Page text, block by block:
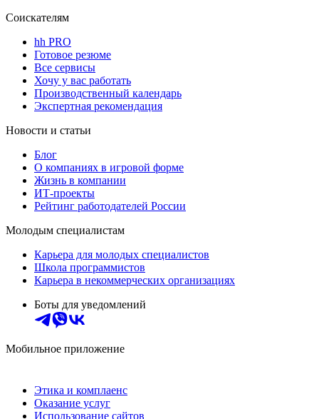
Соискателям
hh PRO
Готовое резюме
Все сервисы
Хочу у вас работать
Производственный календарь
Экспертная рекомендация
Новости и статьи
Блог
О компаниях в игровой форме
Жизнь в компании
ИТ-проекты
Рейтинг работодателей России
Молодым специалистам
Карьера для молодых специалистов
Школа программистов
Карьера в некоммерческих организациях
Боты для уведомлений
Мобильное приложение
Этика и комплаенс
Оказание услуг
Использование сайтов